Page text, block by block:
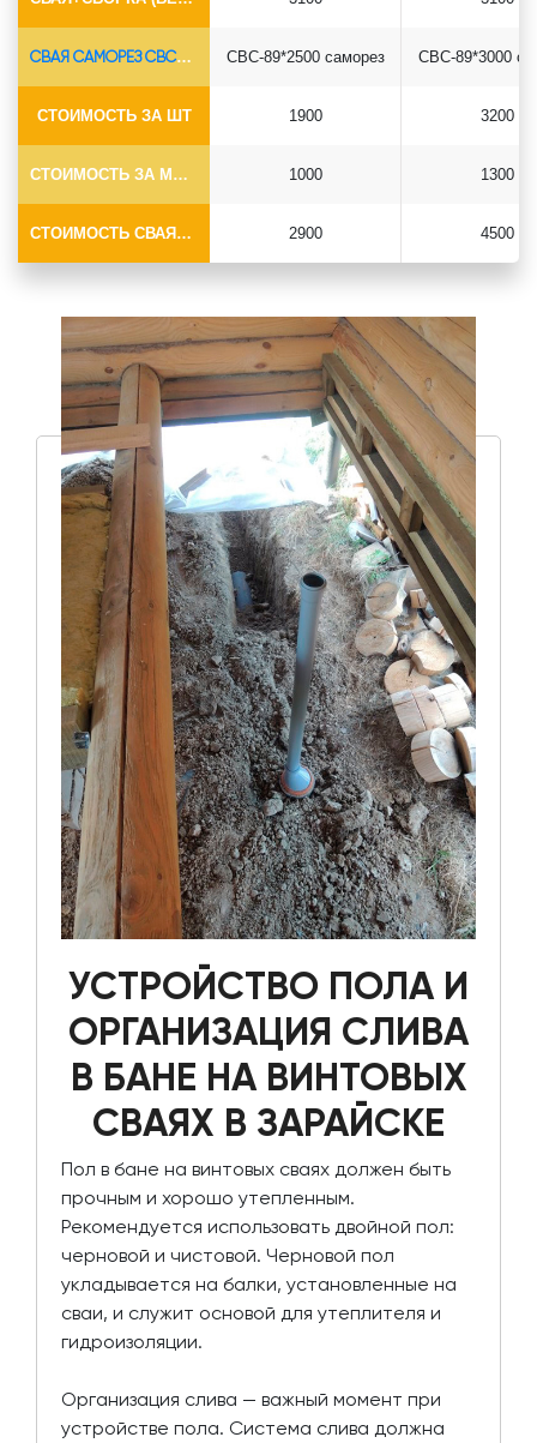
СВАЯ САМОРЕЗ СВС-Ø89*6.5
СТОИМОСТЬ ЗА ШТ
СТОИМОСТЬ ЗА МОНТАЖ
СТОИМОСТЬ СВАЯ+МОНТАЖ (БЕЗ ОГОЛОВКА)
СВС-89*2500 саморез
1900
1000
2900
СВС-89*3000
3200
1300
4500
УСТРОЙСТВО ПОЛА И
ОРГАНИЗАЦИЯ СЛИВА
В БАНЕ НА ВИНТОВЫХ
СВАЯХ В ЗАРАЙСКЕ
Пол в бане на винтовых сваях должен быть
прочным и хорошо утепленным.
Рекомендуется использовать двойной пол:
черновой и чистовой. Черновой пол
укладывается на балки, установленные на
сваи, и служит основой для утеплителя и
гидроизоляции.
Организация слива — важный момент при
устройстве пола. Система слива должна